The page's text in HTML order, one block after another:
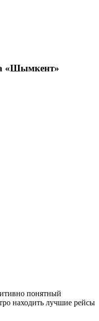
«Шымкент»
понятный
находить лучшие рейсы